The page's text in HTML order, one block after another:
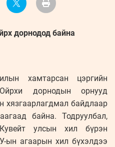
дорнодод байна
хамтарсан цэргийн
дорнодын орнууд
хязгаарлагдмал байдлаар
байна. Тодруулбал,
улсын хил бүрэн
ын агаарын хил бүхэлдээ